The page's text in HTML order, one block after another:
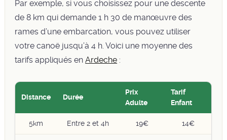
Par exemple, si vous choisissez pour une descente
de 8 km qui demande 1 h 30 de manœuvre des
rames d’une embarcation, vous pouvez utiliser
votre canoë jusqu’à 4 h. Voici une moyenne des
tarifs appliqués enArdeche :
Distance Durée
Prix
Adulte
Tarif
Enfant
5km Entre 2 et 4h 19€ 14€